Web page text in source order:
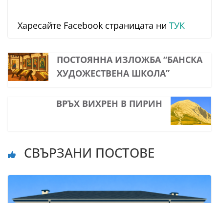
Харесайте Facebook страницата ни ТУК
ПОСТОЯННА ИЗЛОЖБА “БАНСКА
ХУДОЖЕСТВЕНА ШКОЛА”
ВРЪХ ВИХРЕН В ПИРИН
СВЪРЗАНИ ПОСТОВЕ